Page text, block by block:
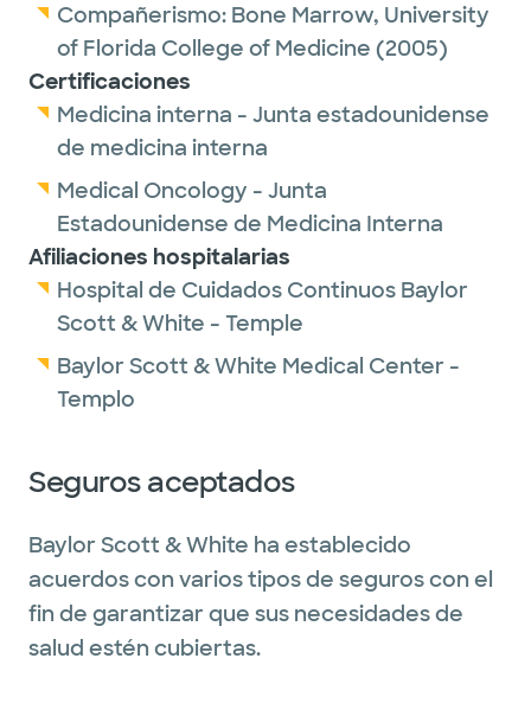
director and medical director of residency
and fellowship programs. He frequently
speaks nationally on hematology and
medical education and has served with the
American College of Physicians and
Accreditation Council of Graduate Medical
Education. He is the current editor of the
Hematology MKSAP Board Review resource.
Dr. Cable's area of expertise is classical
consultative hematology.
Compañerismo: Bone Marrow, University
of Florida College of Medicine (2005)
Certificaciones
Medicina interna - Junta estadounidense
de medicina interna
Medical Oncology - Junta
Estadounidense de Medicina Interna
Afiliaciones hospitalarias
Hospital de Cuidados Continuos Baylor
Scott & White - Temple
Baylor Scott & White Medical Center -
Templo
Seguros aceptados
Baylor Scott & White ha establecido
acuerdos con varios tipos de seguros con el
fin de garantizar que sus necesidades de
salud estén cubiertas.